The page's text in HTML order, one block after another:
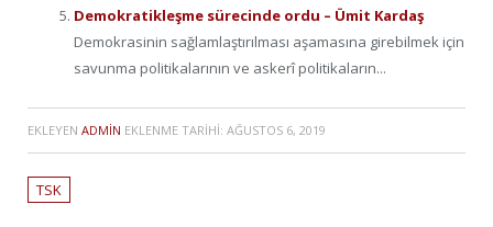
Demokratikleşme sürecinde ordu – Ümit Kardaş
Demokrasinin sağlamlaştırılması aşamasına girebilmek için
savunma politikalarının ve askerî politikaların...
EKLEYEN ADMIN EKLENME TARIHI: AĞUSTOS 6, 2019
TSK